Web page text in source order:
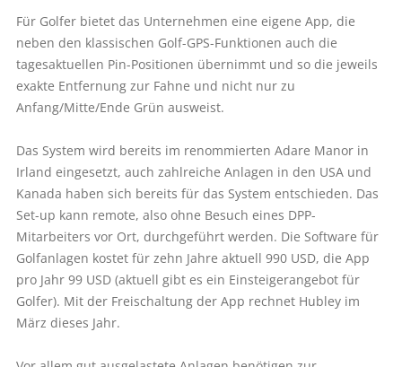
Für Golfer bietet das Unternehmen eine eigene App, die
neben den klassischen Golf-GPS-Funktionen auch die
tagesaktuellen Pin-Positionen übernimmt und so die jeweils
exakte Entfernung zur Fahne und nicht nur zu
Anfang/Mitte/Ende Grün ausweist.
Das System wird bereits im renommierten Adare Manor in
Irland eingesetzt, auch zahlreiche Anlagen in den USA und
Kanada haben sich bereits für das System entschieden. Das
Set-up kann remote, also ohne Besuch eines DPP-
Mitarbeiters vor Ort, durchgeführt werden. Die Software für
Golfanlagen kostet für zehn Jahre aktuell 990 USD, die App
pro Jahr 99 USD (aktuell gibt es ein Einsteigerangebot für
Golfer). Mit der Freischaltung der App rechnet Hubley im
März dieses Jahr.